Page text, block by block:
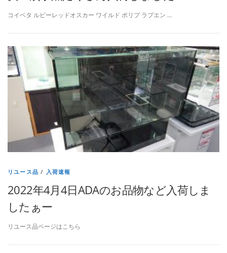
コイベタ ルビーレッドオスカー ワイルド ポリプ ラプエン …
リユース品 / 入荷速報
2022年4月4日ADAのお品物など入荷しま
したぁー
リユース品ページはこちら